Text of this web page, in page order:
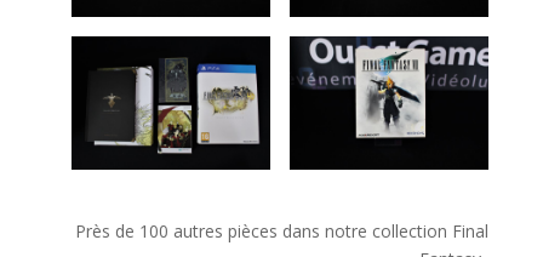
Près de 100 autres pièces dans notre collection Final